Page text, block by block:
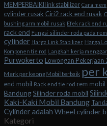
MEMPERBAIKI link stabilizer Cara
cylinder rusak Ciri2 rack end rusak
bushing arm mobil rusak Efek rack end
rack end Fungsi silinder roda pada
cylinder Harga Link Stabilizer Harga
Komponen tie rod Langkah kerja
Purwokerto Lowongan Pekerjaan
Merk per keong Mobil terbaik per
end mobil Rack end tie rod rem mobil
BandungSilinder roda mobil
Kaki-Kaki Mobil Bandung
Cylinder adalah Wheel cylinder
Kategori